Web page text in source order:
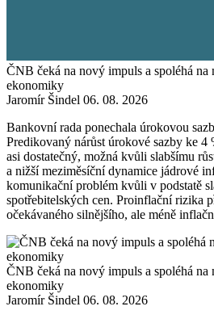
ČNB čeká na nový impuls a spoléhá na
ekonomiky
Jaromír Šindel 06. 08. 2026
Bankovní rada ponechala úrokovou
Predikovaný nárůst úrokové sazby ke 4
asi dostatečný, možná kvůli slabšímu
a nižší meziměsíční dynamice jádrové
komunikační problém kvůli v podstatě
spotřebitelských cen. Proinflační rizika
očekávaného silnějšího, ale méně
ČNB čeká na nový impuls a spoléhá na
ekonomiky
Jaromír Šindel 06. 08. 2026